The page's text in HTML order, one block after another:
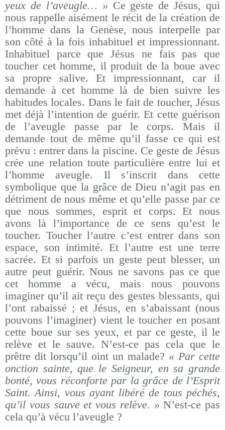
yeux de l’aveugle… » Ce geste de Jésus, qui
nous rappelle aisément le récit de la création de
l’homme dans la Genèse, nous interpelle par
son côté à la fois inhabituel et impressionnant.
Inhabituel parce que Jésus ne fais pas que
toucher cet homme, il produit de la boue avec
sa propre salive. Et impressionnant, car il
demande à cet homme là de bien suivre les
habitudes locales. Dans le fait de toucher, Jésus
met déjà l’intention de guérir. Et cette guérison
de l’aveugle passe par le corps. Mais il
demande tout de même qu’il fasse ce qui est
prévu : entrer dans la piscine. Ce geste de Jésus
crée une relation toute particulière entre lui et
l’homme aveugle. Il s’inscrit dans cette
symbolique que la grâce de Dieu n’agit pas en
détriment de nous même et qu’elle passe par ce
que nous sommes, esprit et corps. Et nous
avons là l’importance de ce sens qu’est le
toucher. Toucher l’autre c’est entrer dans son
espace, son intimité. Et l’autre est une terre
sacrée. Et si parfois un geste peut blesser, un
autre peut guérir. Nous ne savons pas ce que
cet homme a vécu, mais nous pouvons
imaginer qu’il ait reçu des gestes blessants, qui
l’ont rabaissé ; et Jésus, en s’abaissant (nous
pouvons l’imaginer) vient le toucher en posant
cette boue sur ses yeux, et par ce geste, il le
relève et le sauve. N’est-ce pas cela que le
prêtre dit lorsqu’il oint un malade? « Par cette
onction sainte, que le Seigneur, en sa grande
bonté, vous réconforte par la grâce de l’Esprit
Saint. Ainsi, vous ayant libéré de tous péchés,
qu’il vous sauve et vous relève. » N’est-ce pas
cela qu’à vécu l’aveugle ?